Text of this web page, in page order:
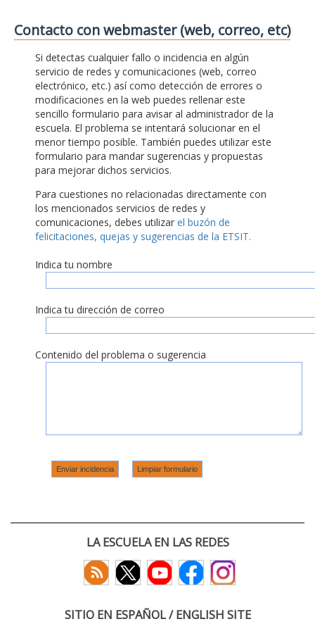
Contacto con webmaster (web, correo, etc)
Si detectas cualquier fallo o incidencia en algún
servicio de redes y comunicaciones (web, correo
electrónico, etc.) así como detección de errores o
modificaciones en la web puedes rellenar este
sencillo formulario para avisar al administrador de la
escuela. El problema se intentará solucionar en el
menor tiempo posible. También puedes utilizar este
formulario para mandar sugerencias y propuestas
para mejorar dichos servicios.
Para cuestiones no relacionadas directamente con
los mencionados servicios de redes y
comunicaciones, debes utilizar el buzón de
felicitaciones, quejas y sugerencias de la ETSIT.
Indica tu nombre
Indica tu dirección de correo
Contenido del problema o sugerencia
LA ESCUELA EN LAS REDES
SITIO EN ESPAÑOL / ENGLISH SITE